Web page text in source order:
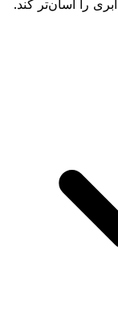
را آسان‌تر کند.